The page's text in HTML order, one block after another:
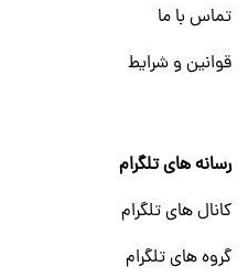
تماس با ما
قوانین و شرایط
رسانه های تلگرام
کانال های تلگرام
گروه های تلگرام